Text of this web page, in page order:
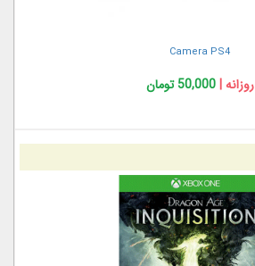
Camera PS4
روزانه |50,000 تومان